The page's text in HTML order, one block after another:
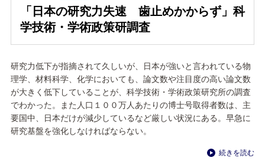
「日本の研究力失速 歯止めかからず」科
学技術・学術政策研調査
研究力低下が指摘されて久しいが、日本が強いと言われている物
理学、材料科学、化学においても、論文数や注目度の高い論文数
が大きく低下していることが、科学技術・学術政策研究所の調査
でわかった。また人口１００万人あたりの博士号取得者数は、主
要国中、日本だけが減少しているなど厳しい状況にある。早急に
研究基盤を強化しなければならない。
続きを読む